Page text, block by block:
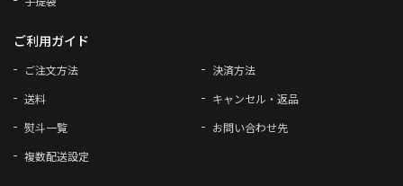
ご利用ガイド
ご注文方法
決済方法
送料
キャンセル・返品
熨斗一覧
お問い合わせ先
複数配送設定